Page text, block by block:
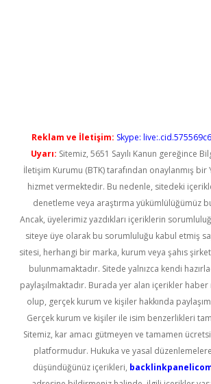
Reklam ve İletişim: Skype:
Uyarı: Sitemiz, 5651 Sayılı Kanun gereğince
İletişim Kurumu (BTK) tarafından onaylanmış bir
hizmet vermektedir. Bu nedenle, sitedeki
denetleme veya araştırma yükümlülüğümüz
Ancak, üyelerimiz yazdıkları içeriklerin
siteye üye olarak bu sorumluluğu kabul etmiş
sitesi, herhangi bir marka, kurum veya şahıs
bulunmamaktadır. Sitede yalnızca kendi
paylaşılmaktadır. Burada yer alan içerikler haber
olup, gerçek kurum ve kişiler hakkında
Gerçek kurum ve kişiler ile isim benzerlikleri
Sitemiz, kar amacı gütmeyen ve tamamen
platformudur. Hukuka ve yasal
düşündüğünüz içerikleri,